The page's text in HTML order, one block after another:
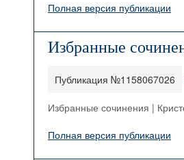
Полная версия публикации
Избранные
Публикация №1158067026
Избранные сочинения |
Полная версия публикации